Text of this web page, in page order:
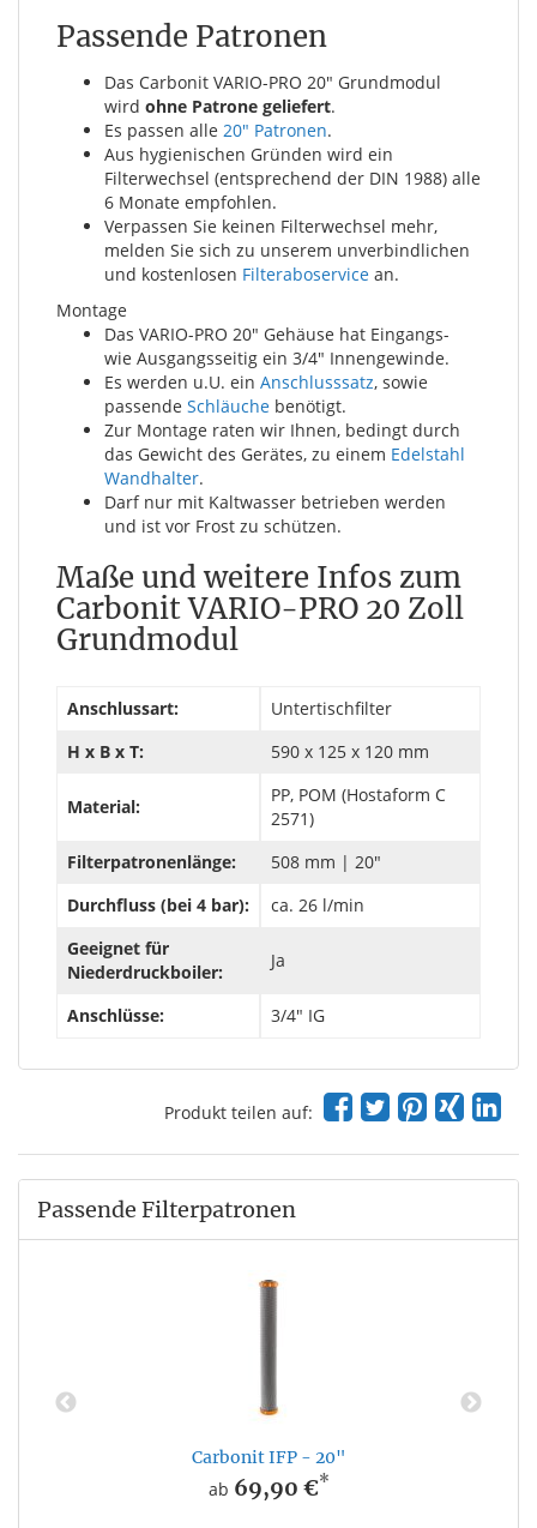
Passende Patronen
Das Carbonit VARIO-PRO 20" Grundmodul
wird ohne Patrone geliefert.
Es passen alle 20" Patronen.
Aus hygienischen Gründen wird ein
Filterwechsel (entsprechend der DIN 1988) alle
6 Monate empfohlen.
Verpassen Sie keinen Filterwechsel mehr,
melden Sie sich zu unserem unverbindlichen
und kostenlosen Filteraboservice an.
Montage
Das VARIO-PRO 20" Gehäuse hat Eingangs-
wie Ausgangsseitig ein 3/4" Innengewinde.
Es werden u.U. ein Anschlusssatz, sowie
passende Schläuche benötigt.
Zur Montage raten wir Ihnen, bedingt durch
das Gewicht des Gerätes, zu einem Edelstahl
Wandhalter.
Darf nur mit Kaltwasser betrieben werden
und ist vor Frost zu schützen.
Maße und weitere Infos zum
Carbonit VARIO-PRO 20 Zoll
Grundmodul
Anschlussart:
Untertischfilter
H x B x T:
590 x 125 x 120 mm
Material:
PP, POM (Hostaform C
2571)
Filterpatronenlänge:
508 mm | 20"
Durchfluss (bei 4 bar):
ca. 26 l/min
Geeignet für
Niederdruckboiler:
Ja
Anschlüsse: 3/4" IG
Produkt teilen auf:
Passende Filterpatronen
Carbonit IFP - 20"
ab 69,90 €*